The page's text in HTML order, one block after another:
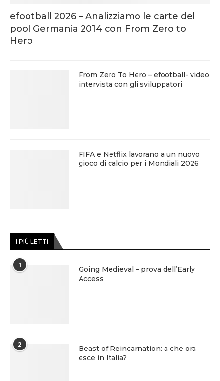
efootball 2026 – Analizziamo le carte del
pool Germania 2014 con From Zero to
Hero
From Zero To Hero – efootball- video
intervista con gli sviluppatori
FIFA e Netflix lavorano a un nuovo
gioco di calcio per i Mondiali 2026
I PIÙ LETTI
1
Going Medieval – prova dell’Early
Access
2
Beast of Reincarnation: a che ora
esce in Italia?